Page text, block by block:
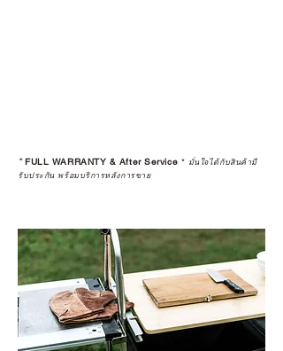
ในอุปกรณ์ที่คุณรัก มีคุณค่าอย่าง
ตัวแทนจำหน่ายที่ได้รับการแต่งตั้ง
เพื่อให้คุณได้รับทั้งสินค้า และ
ประสบการณ์ที่สมบูรณ์แบบในระยะ
ยาว
อ่านต่อเรื่องการรับประกันสินค้าได้
*FULL WARRANTY & After Service * มั่นใจได้กับสินค้ามี
รับประกัน พร้อมบริการหลังการขาย